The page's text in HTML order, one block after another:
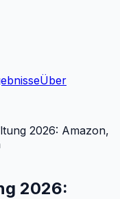
Über
2026: Amazon,
2026: